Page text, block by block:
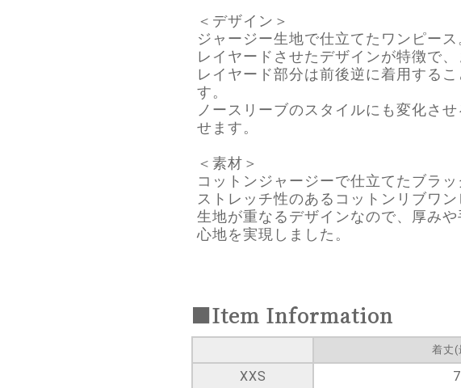
＜デザイン＞
ジャージー生地で仕立てたワンピース
レイヤードさせたデザインが特徴で
レイヤード部分は前後逆に着用する
す。
ノースリーブのスタイルにも変化さ
せます。
＜素材＞
コットンジャージーで仕立てたブラ
ストレッチ性のあるコットンリブワン
生地が重なるデザインなので、厚み
心地を実現しました。
■Item Information
着丈(
XXS